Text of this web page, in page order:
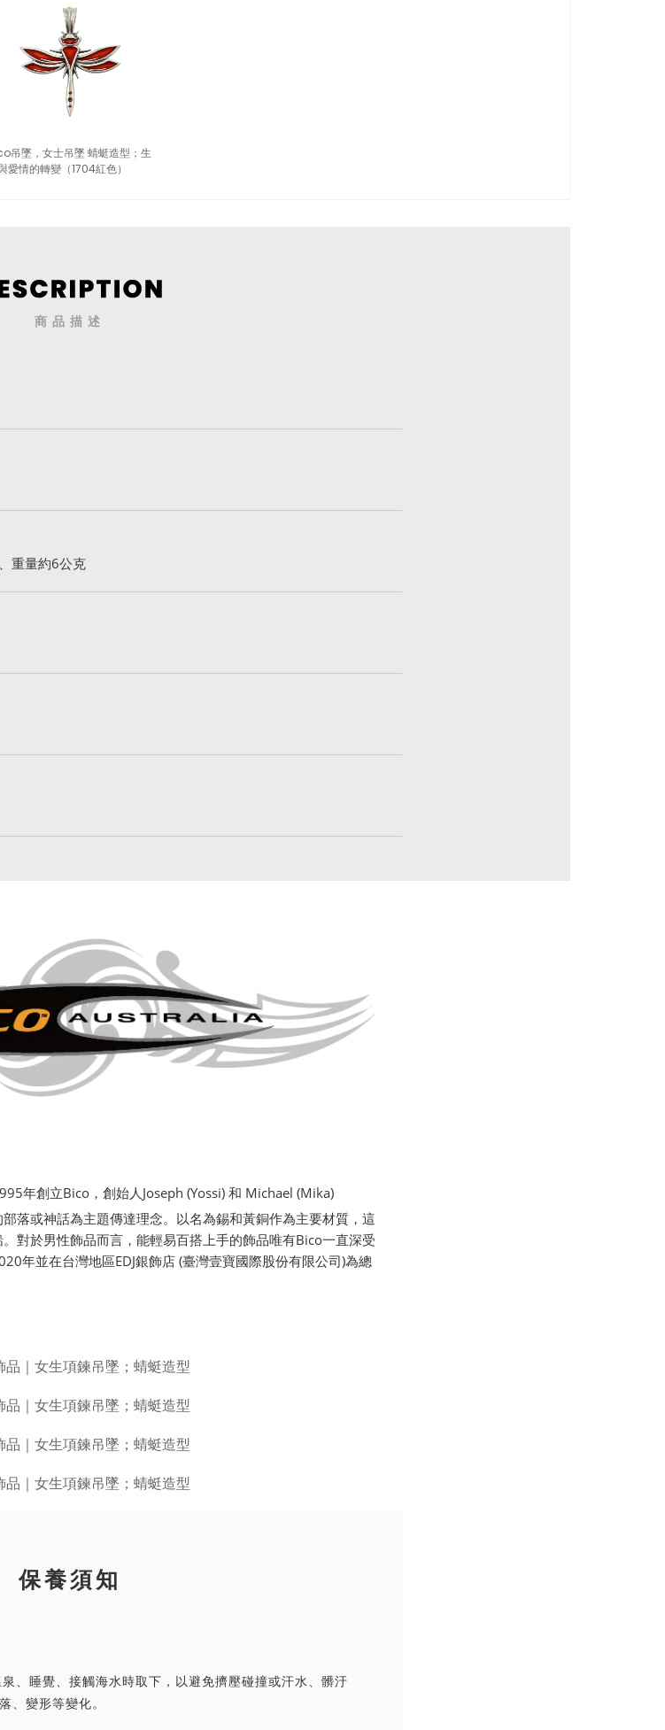
吊墜，女士吊墜 蜻蜓造型；生
愛情的轉變（1704紅色）
商品描述
重量約6公克
年創立Bico，創始人Joseph (Yossi) 和 Michael (Mika)
落或神話為主題傳達理念。以名為錫和黃銅作為主要材質，這
對於男性飾品而言，能輕易百搭上手的飾品唯有Bico一直深受
年並在台灣地區EDJ銀飾店 (臺灣壹寶國際股份有限公司)為總
保養須知
、睡覺、接觸海水時取下，以避免擠壓碰撞或汗水、髒汙
、變形等變化。